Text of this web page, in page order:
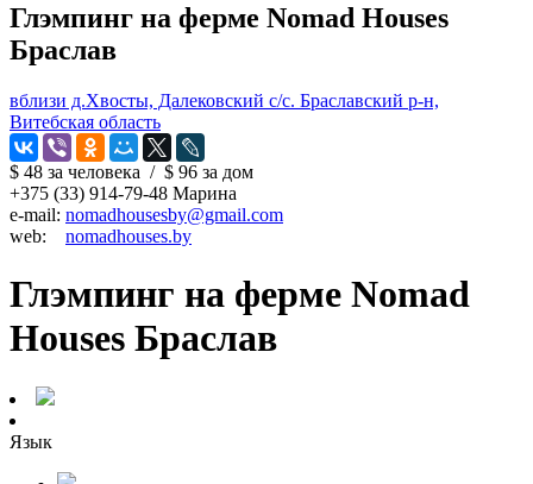
Глэмпинг на ферме Nomad Houses
Браслав
вблизи д.Хвосты, Далековский с/с. Браславский р-н,
Витебская область
$ 48 за человека / $ 96 за дом
+375 (33) 914-79-48 Марина
e-mail: nomadhousesby@gmail.com
web: nomadhouses.by
Глэмпинг на ферме Nomad
Houses Браслав
Язык